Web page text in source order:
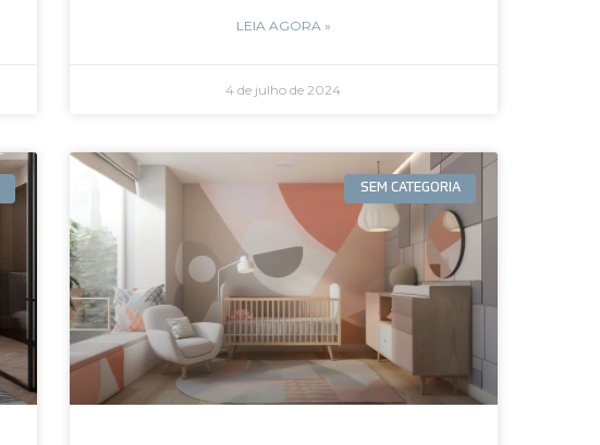
LEIA AGORA »
4 de julho de 2024
SEM CATEGORIA